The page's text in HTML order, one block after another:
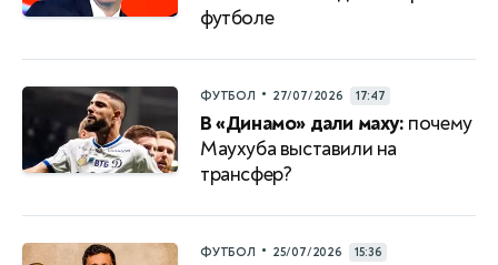
футболе
ФУТБОЛ • 27/07/2026 17:47
В «Динамо» дали маху: почему
Маухуба выставили на
трансфер?
ФУТБОЛ • 25/07/2026 15:36